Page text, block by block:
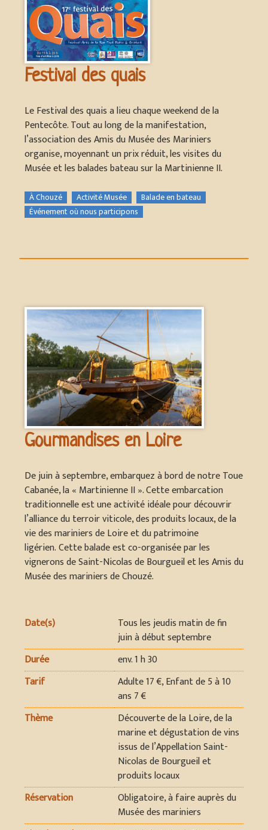
Festival des quais
Le Festival des quais a lieu chaque weekend de la
Pentecôte. Tout au long de la manifestation,
l’association des Amis du Musée des Mariniers
organise, moyennant un prix réduit, les visites du
Musée et les balades bateau sur la Martinienne II.
À Chouzé Activité Musée
Balade en bateau
Événement où nous participons
Gourmandises en Loire
De juin à septembre, embarquez à bord de notre Toue
Cabanée, la « Martinienne II ». Cette embarcation
traditionnelle est une activité idéale pour découvrir
l’alliance du terroir viticole, des produits locaux, de la
vie des mariniers de Loire et du patrimoine
ligérien. Cette balade est co-organisée par les
vignerons de Saint-Nicolas de Bourgueil et les Amis du
Musée des mariniers de Chouzé.
Date(s)
Tous les jeudis matin de fin
juin à début septembre
Durée
env. 1 h 30
Tarif
Adulte 17 €, Enfant de 5 à 10
ans 7 €
Thème
Découverte de la Loire, de la
marine et dégustation de vins
issus de l’Appellation Saint-
Nicolas de Bourgueil et
produits locaux
Réservation
Obligatoire, à faire auprès du
Musée des mariniers